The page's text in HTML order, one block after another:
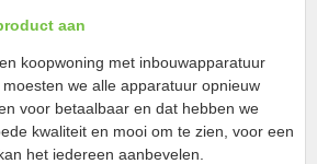
aan
koopwoning met inbouwapparatuur
we alle apparatuur opnieuw
voor betaalbaar en dat hebben we
kwaliteit en mooi om te zien, voor een
het iedereen aanbevelen.